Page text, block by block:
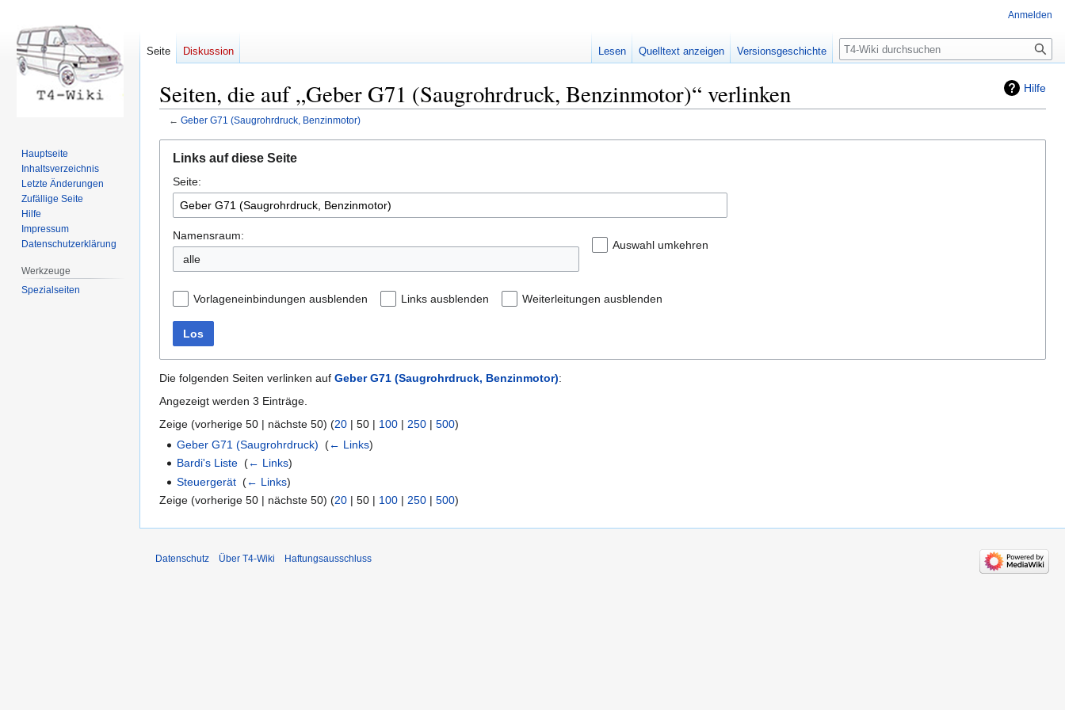
Hilfe
Seiten, die auf „Geber G71 (Saugrohrdruck, Benzinmotor)“ verlinken
← Geber G71 (Saugrohrdruck, Benzinmotor)
Navigation
springen
Suche
springen
Links auf diese Seite
Seite:
Namensraum:
Auswahl umkehren
Vorlageneinbindungen ausblenden Links ausblenden Weiterleitungen ausblenden
Los
Die folgenden Seiten verlinken auf Geber G71 (Saugrohrdruck, Benzinmotor):
Angezeigt werden 3 Einträge.
Zeige (vorherige 50 | nächste 50) (20 | 50 | 100 | 250 | 500)
Geber G71 (Saugrohrdruck) ‎(← Links)
Bardi's Liste ‎(← Links)
Steuergerät ‎(← Links)
Zeige (vorherige 50 | nächste 50) (20 | 50 | 100 | 250 | 500)
Anmelden
Seite Diskussion Lesen Quelltext anzeigen Versionsgeschichte Suche
Hauptseite
Inhaltsverzeichnis
Letzte Änderungen
Zufällige Seite
Hilfe
Impressum
Datenschutzerklärung
Werkzeuge
Spezialseiten
Datenschutz Über T4-Wiki Haftungsausschluss